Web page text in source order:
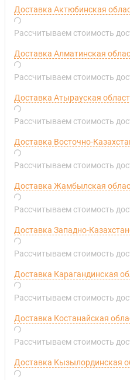
Доставка Актюбинская
Рассчитываем стоимость
Доставка Алматинская
Рассчитываем стоимость
Доставка Атырауская
Рассчитываем стоимость
Доставка Восточно-
Рассчитываем стоимость
Доставка Жамбылская
Рассчитываем стоимость
Доставка Западно-
Рассчитываем стоимость
Доставка Карагандинская
Рассчитываем стоимость
Доставка Костанайская
Рассчитываем стоимость
Доставка Кызылординская